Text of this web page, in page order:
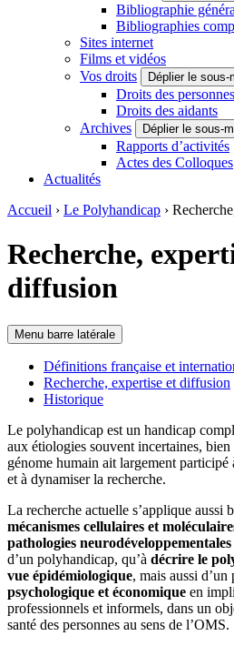
Bibliographie
Bibliographies
Sites internet
Films et vidéos
Vos droits
Déplier le sous-
Droits des
Droits des aidants
Archives
Déplier le sous-
Rapports d’activités
Actes des Colloques
Actualités
Accueil › Le Polyhandicap ›
Recherche,
diffusion
Menu barre latérale
Définitions française et
Recherche, expertise et diffusion
Historique
Le polyhandicap est un handicap
aux étiologies souvent incertaines, bien
génome humain ait largement participé
et à dynamiser la recherche.
La recherche actuelle s’applique aussi
mécanismes cellulaires et
pathologies neurodéveloppementales
d’un polyhandicap, qu’à décrire le
vue épidémiologique, mais aussi
psychologique et économique en
professionnels et informels, dans un
santé des personnes au sens de l’OMS.